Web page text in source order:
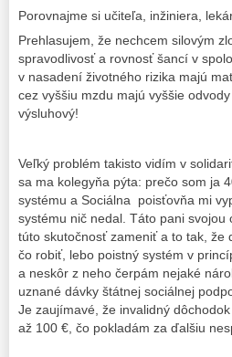
Porovnajme si učiteľa, inžiniera,
Prehlasujem, že nechcem silovým
spravodlivosť a rovnosť šancí v
v nasadení životného rizika majú
cez vyššiu mzdu majú vyššie
výsluhový!
Veľký problém takisto vidím v
sa ma kolegyňa pýta: prečo som ja
systému a Sociálna poisťovňa mi
systému nič nedal. Táto pani
túto skutočnosť zameniť a to tak, že
čo robiť, lebo poistný systém v
a neskôr z neho čerpám nejaké
uznané dávky štátnej sociálnej
Je zaujímavé, že invalidný
až 100 €, čo pokladám za ďalšiu